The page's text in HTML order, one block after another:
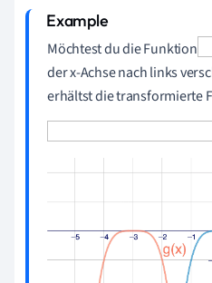
Möchtest du die Funktion
der x-Achse nach links
erhältst die transformierte